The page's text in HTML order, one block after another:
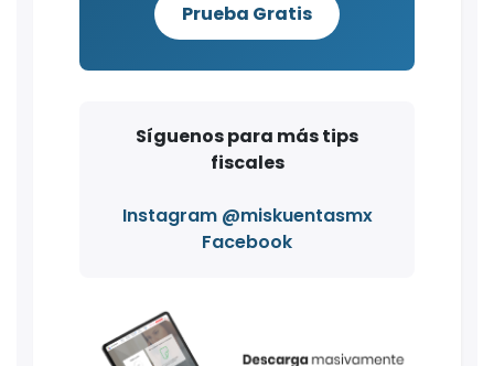
Prueba Gratis
Síguenos para más tips
fiscales
Instagram @miskuentasmx
Facebook